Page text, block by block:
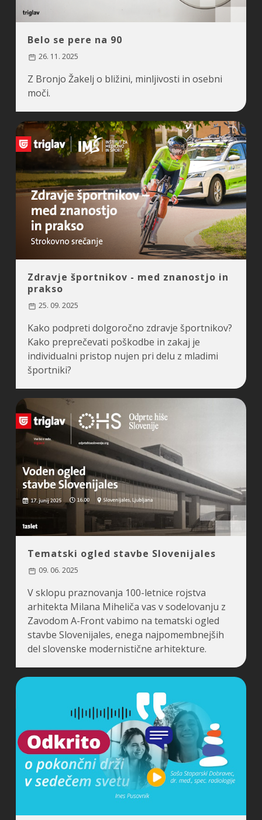
Belo se pere na 90
26. 11. 2025
Z Bronjo Žakelj o bližini, minljivosti in osebni
moči.
Zdravje športnikov - med znanostjo in
prakso
25. 09. 2025
Kako podpreti dolgoročno zdravje športnikov?
Kako preprečevati poškodbe in zakaj je
individualni pristop nujen pri delu z mladimi
športniki?
Tematski ogled stavbe Slovenijales
09. 06. 2025
V sklopu praznovanja 100-letnice rojstva
arhitekta Milana Miheliča vas v sodelovanju z
Zavodom A-Front vabimo na tematski ogled
stavbe Slovenijales, enega najpomembnejših
del slovenske modernistične arhitekture.